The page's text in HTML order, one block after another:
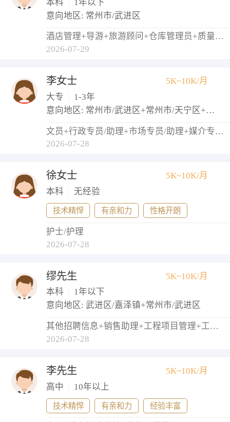
本科
1年以下
意向地区: 常州市/武进区
酒店管理+导游+旅游顾问+仓库管理员+质量检验员/测试员
2026-07-29
李女士
5K~10K/月
大专
1-3年
意向地区: 常州市/武进区+常州市/天宁区+常州市/钟楼区
文员+行政专员/助理+市场专员/助理+媒介专员/助理
2026-07-28
徐女士
5K~10K/月
本科
无经验
技术精悍 有亲和力 性格开朗
护士/护理
2026-07-28
缪先生
5K~10K/月
本科
1年以下
意向地区: 武进区/嘉泽镇+常州市/武进区
其他招聘信息+销售助理+工程项目管理+工程监理+物业管理员
2026-07-28
李先生
5K~10K/月
高中
10年以上
技术精悍 有亲和力 经验丰富